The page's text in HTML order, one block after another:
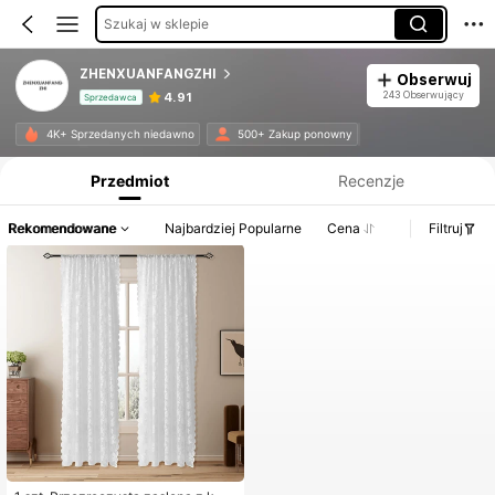
Szukaj w sklepie
ZHENXUANFANGZHI
Sprzedawca 4.91
Obserwuj
243 Obserwujący
4K+ Sprzedanych niedawno 500+ Zakup ponowny
Przedmiot Recenzje
Rekomendowane Najbardziej Popularne Cena Filtruj